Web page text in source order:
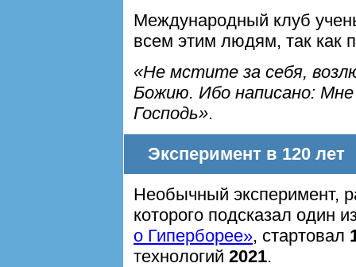
Международный клуб
всем этим людям, так как
«Не мстите за себя,
Божию. Ибо написано:
Господь».
Эксперимент в 120 лет
Необычный эксперимент,
которого подсказал один
о Гиперборее», стартовал
технологий 2021.